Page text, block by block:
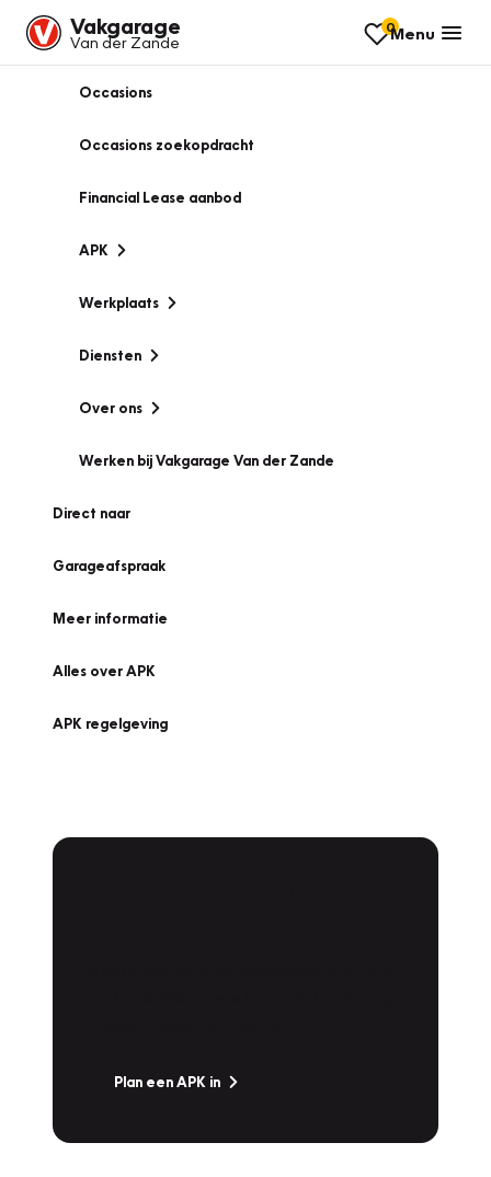
Vakgarage
Van der Zande
0Menu
Occasions
Occasions zoekopdracht
Financial Lease aanbod
APK
Werkplaats
Diensten
Over ons
Werken bij Vakgarage Van der Zande
Direct naar
Garageafspraak
Meer informatie
Alles over APK
APK regelgeving
Plan een APK in